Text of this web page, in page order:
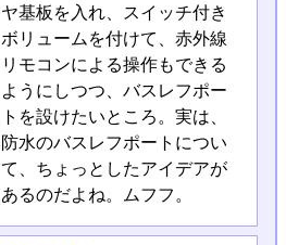
ヤ基板を入れ、スイッチ付き
ボリュームを付けて、赤外線
リモコンによる操作もできる
ようにしつつ、バスレフポー
トを設けたいところ。実は、
防水のバスレフポートについ
て、ちょっとしたアイデアが
あるのだよね。ムフフ。